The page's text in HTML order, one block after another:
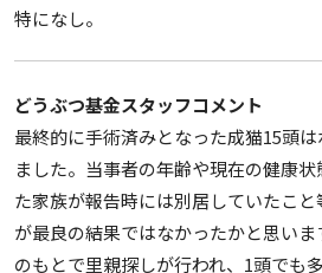
特になし。
どうぶつ基金スタッフコメント
最終的に手術済みとなった成猫15頭
ました。当事者の年齢や現在の健康
た家族が報告時には別居していたこ
が最良の結果ではなかったかと思い
のもとで里親探しが行われ、1頭でも